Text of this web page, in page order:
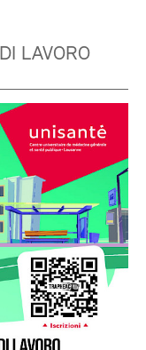
LAVORO